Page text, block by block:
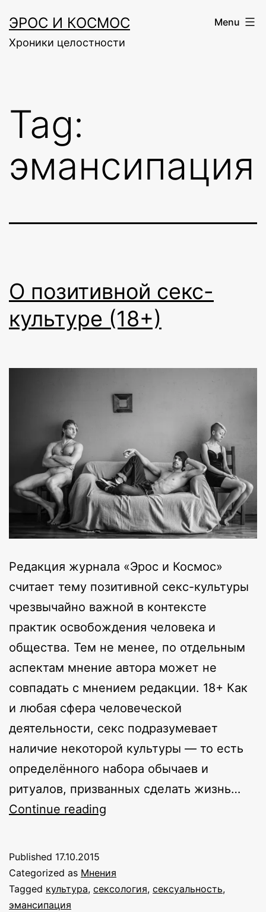
to
content
ЭРОС И КОСМОС
Хроники целостности
Menu
Tag:
эмансипация
О позитивной секс-
культуре (18+)
Редакция журнала «Эрос и Космос»
считает тему позитивной секс-культуры
чрезвычайно важной в контексте
практик освобождения человека и
общества. Тем не менее, по отдельным
аспектам мнение автора может не
совпадать с мнением редакции. 18+ Как
и любая сфера человеческой
деятельности, секс подразумевает
наличие некоторой культуры — то есть
определённого набора обычаев и
ритуалов, призванных сделать жизнь…
Continue reading
культуре
(18+)
Published 17.10.2015
Categorized as Мнения
Tagged культура, сексология, сексуальность,
эмансипация